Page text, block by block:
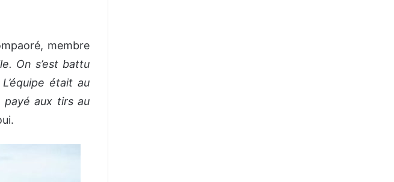
membre
On s’est battu
était au
aux tirs au